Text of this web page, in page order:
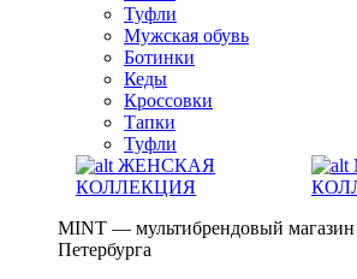
Туфли
Мужская обувь
Ботинки
Кеды
Кроссовки
Тапки
Туфли
ЖЕНСКАЯ
КОЛЛЕКЦИЯ
MINT — мультибрендовый магазин
Петербурга